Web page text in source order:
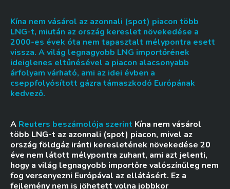
Kína nem vásárol az azonnali (spot) piacon több
LNG-t, miután az ország kereslet növekedése a
2000-es évek óta nem tapasztalt mélypontra esett
vissza. A világ legnagyobb LNG importőrének
ideiglenes eltűnésével a piacon alacsonyabb
árfolyam várható, ami az idei évben a
cseppfolyósított gázra támaszkodó Európának
kedvező.
A Reuters beszámolója szerint Kína nem vásárol
több LNG-t az azonnali (spot) piacon, mivel az
ország földgáz iránti keresletének növekedése 20
éve nem látott mélypontra zuhant, ami azt jelenti,
hogy a világ legnagyobb importőre valószínűleg nem
fog versenyezni Európával az ellátásért. Ez a
fejlemény nem is jöhetett volna jobbkor